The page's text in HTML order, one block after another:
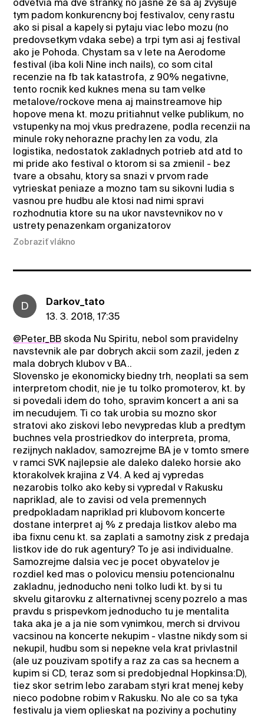
odvetvia ma dve stranky, no jasne ze sa aj zvysuje
tym padom konkurencny boj festivalov, ceny rastu
ako si pisal a kapely si pytaju viac lebo mozu (no
predovsetkym vdaka sebe) a trpi tym asi aj festival
ako je Pohoda. Chystam sa v lete na Aerodome
festival (iba koli Nine inch nails), co som cital
recenzie na fb tak katastrofa, z 90% negativne,
tento rocnik ked kuknes mena su tam velke
metalove/rockove mena aj mainstreamove hip
hopove mena kt. mozu pritiahnut velke publikum, no
vstupenky na moj vkus predrazene, podla recenzii na
minule roky nehorazne prachy len za vodu, zla
logistika, nedostatok zakladnych potrieb atd atd to
mi pride ako festival o ktorom si sa zmienil - bez
tvare a obsahu, ktory sa snazi v prvom rade
vytrieskat peniaze a mozno tam su sikovni ludia s
vasnou pre hudbu ale ktosi nad nimi spravi
rozhodnutia ktore su na ukor navstevnikov no v
ustrety penazenkam organizatorov
Zobraziť vlákno
D
Darkov_tato
13. 3. 2018, 17:35
@Peter_BB skoda Nu Spiritu, nebol som pravidelny
navstevnik ale par dobrych akcii som zazil, jeden z
mala dobrych klubov v BA..
Slovensko je ekonomicky biedny trh, neoplati sa sem
interpretom chodit, nie je tu tolko promoterov, kt. by
si povedali idem do toho, spravim koncert a ani sa
im necudujem. Ti co tak urobia su mozno skor
stratovi ako ziskovi lebo nevypredas klub a predtym
buchnes vela prostriedkov do interpreta, proma,
rezijnych nakladov, samozrejme BA je v tomto smere
v ramci SVK najlepsie ale daleko daleko horsie ako
ktorakolvek krajina z V4. A ked aj vypredas
nezarobis tolko ako keby si vypredal v Rakusku
napriklad, ale to zavisi od vela premennych
predpokladam napriklad pri klubovom koncerte
dostane interpret aj % z predaja listkov alebo ma
iba fixnu cenu kt. sa zaplati a samotny zisk z predaja
listkov ide do ruk agentury? To je asi individualne.
Samozrejme dalsia vec je pocet obyvatelov je
rozdiel ked mas o polovicu mensiu potencionalnu
zakladnu, jednoducho neni tolko ludi kt. by si tu
skvelu gitarovku z alternativnej sceny pozrelo a mas
pravdu s prispevkom jednoducho tu je mentalita
taka aka je a ja nie som vynimkou, merch si drvivou
vacsinou na koncerte nekupim - vlastne nikdy som si
nekupil, hudbu som si nepekne vela krat privlastnil
(ale uz pouzivam spotify a raz za cas sa hecnem a
kupim si CD, teraz som si predobjednal Hopkinsa:D),
tiez skor setrim lebo zarabam styri krat menej keby
nieco podobne robim v Rakusku. No ale co sa tyka
festivalu ja viem oplieskat na poziviny a pochutiny